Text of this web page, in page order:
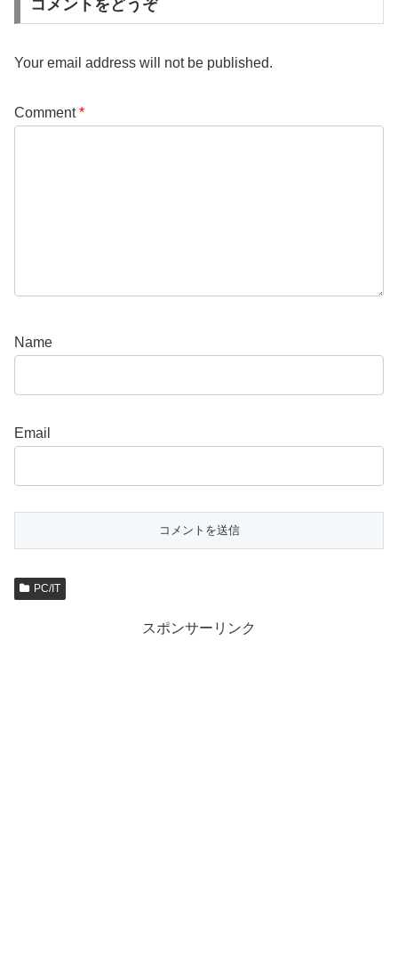
コメントをどうぞ
Your email address will not be published.
Comment*
Name
Email
PC/IT
スポンサーリンク